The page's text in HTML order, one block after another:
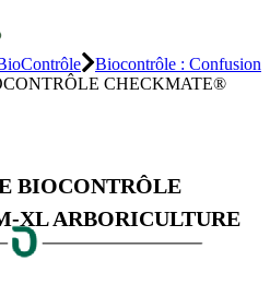
Biocontrôle : Confusion
CHECKMATE®
BIOCONTRÔLE
XL ARBORICULTURE